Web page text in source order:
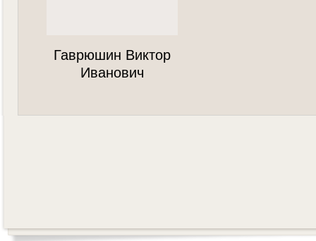
Гаврюшин Виктор
Иванович